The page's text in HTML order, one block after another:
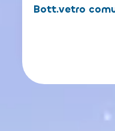
Bott.vetro